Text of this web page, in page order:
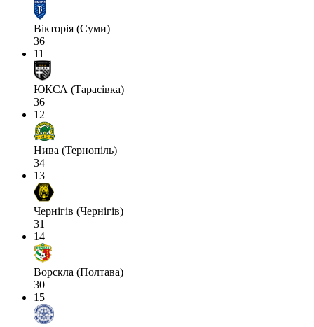
Вікторія (Суми)
36
11
ЮКСА (Тарасівка)
36
12
Нива (Тернопіль)
34
13
Чернігів (Чернігів)
31
14
Ворскла (Полтава)
30
15